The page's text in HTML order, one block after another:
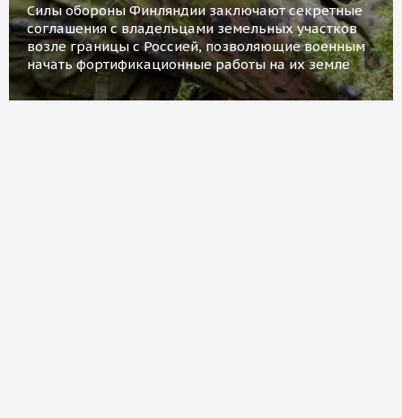
Силы обороны Финляндии заключают секретные
соглашения с владельцами земельных участков
возле границы с Россией, позволяющие военным
начать фортификационные работы на их земле